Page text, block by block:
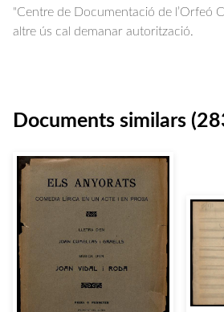
"Centre de Documentació de l’Orfeó
altre ús cal demanar autorització.
Documents similars